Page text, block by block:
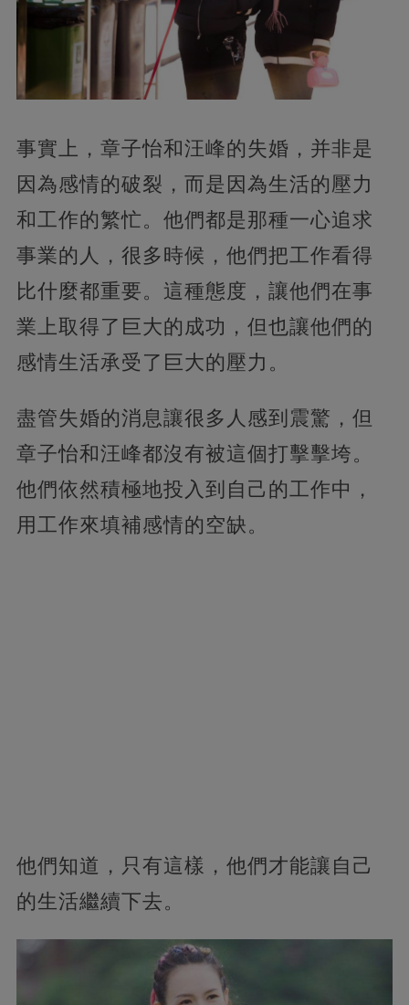
事實上，章子怡和汪峰的失婚，并非是
因為感情的破裂，而是因為生活的壓力
和工作的繁忙。他們都是那種一心追求
事業的人，很多時候，他們把工作看得
比什麼都重要。這種態度，讓他們在事
業上取得了巨大的成功，但也讓他們的
感情生活承受了巨大的壓力。
盡管失婚的消息讓很多人感到震驚，但
章子怡和汪峰都沒有被這個打擊擊垮。
他們依然積極地投入到自己的工作中，
用工作來填補感情的空缺。
他們知道，只有這樣，他們才能讓自己
的生活繼續下去。